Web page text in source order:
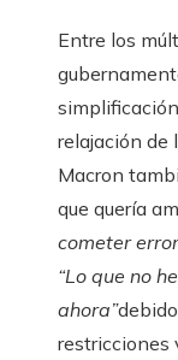
Entre los
relajación de
Macron
que quería
cometer
“Lo que no
ahora”
restricciones